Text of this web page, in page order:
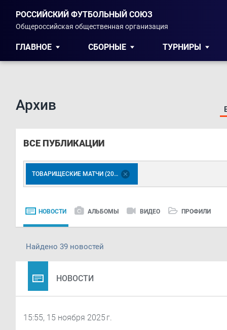
РОССИЙСКИЙ ФУТБОЛЬНЫЙ СОЮЗ
Общероссийская общественная организация
ГЛАВНОЕ СБОРНЫЕ ТУРНИРЫ
Архив
ВСЕ ПУБЛИКАЦИИ
ТОВАРИЩЕСКИЕ МАТЧИ (2007)
НОВОСТИ АЛЬБОМЫ ВИДЕО ПРОФИЛИ
Найдено 39 новостей
НОВОСТИ
15:55, 15 ноября 2025 г.